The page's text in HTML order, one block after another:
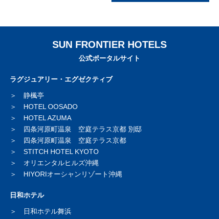
SUN FRONTIER HOTELS
公式ポータルサイト
ラグジュアリー・エグゼクティブ
静楓亭
HOTEL OOSADO
HOTEL AZUMA
四条河原町温泉 空庭テラス京都 別邸
四条河原町温泉 空庭テラス京都
STITCH HOTEL KYOTO
オリエンタルヒルズ沖縄
HIYORIオーシャンリゾート沖縄
日和ホテル
日和ホテル舞浜